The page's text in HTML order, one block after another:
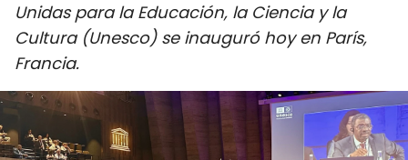
CULTURA - ENTRETENIMIENTO
DEPORTES
Unidas para la Educación, la Ciencia y la
Cultura (Unesco) se inauguró hoy en París,
Francia.